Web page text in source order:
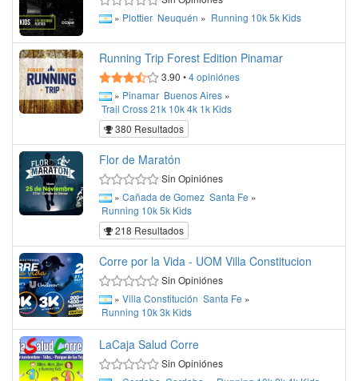
» Plottier Neuquén » Running 10k5k Kids
Running Trip Forest Edition Pinamar
3.90 •4opiniónes
» Pinamar Buenos Aires »
Trail Cross21k 10k4k 1k Kids
380 Resultados
Flor de Maratón
Sin Opiniónes
» Cañada de Gomez Santa Fe »
Running 10k5k Kids
218 Resultados
Corre por la Vida - UOM Villa Constitucion
Sin Opiniónes
» Villa Constitución Santa Fe »
Running 10k3k Kids
LaCaja Salud Corre
Sin Opiniónes